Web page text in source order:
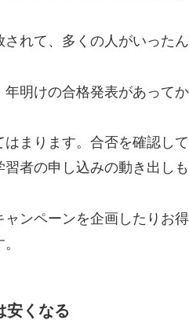
れて、多くの人がいった
明けの合格発表があってか
まります。合否を確認し
者の申し込みの動き出しも
ンペーンを企画したりお
安くなる